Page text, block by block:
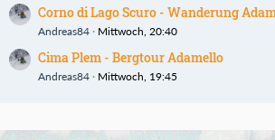
Corno di Lago Scuro - Wanderung
Andreas84 Mittwoch, 20:40
Cima Plem - Bergtour Adamello
Andreas84 Mittwoch, 19:45